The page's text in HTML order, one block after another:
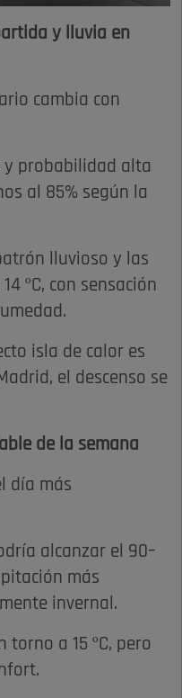
y lluvia en
cambia con
y probabilidad alta
al 85% según la
lluvioso y las
ºC, con sensación
isla de calor es
el descenso se
de la semana
día más
alcanzar el 90–
más
invernal.
torno a 15 ºC, pero